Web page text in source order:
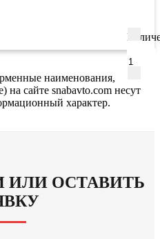
наименования,
сайте snabavto.com несут
характер.
ИЛИ ОСТАВИТЬ